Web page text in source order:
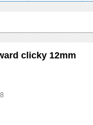
clicky 12mm